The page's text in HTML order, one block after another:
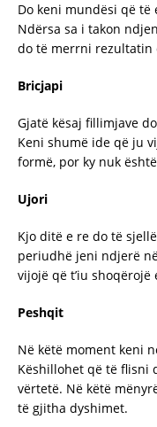
Do keni mundësi që
Ndërsa sa i takon
do të merrni rezultatin
Bricjapi
Gjatë kësaj fillimjave
Keni shumë ide që ju
formë, por ky nuk
Ujori
Kjo ditë e re do të
periudhë jeni ndjerë
vijojë që t’iu
Peshqit
Në këtë moment keni
Këshillohet që të flisni
vërtetë. Në këtë
të gjitha dyshimet.